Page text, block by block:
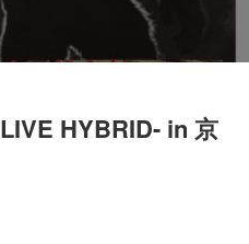
HYBRID- in 京